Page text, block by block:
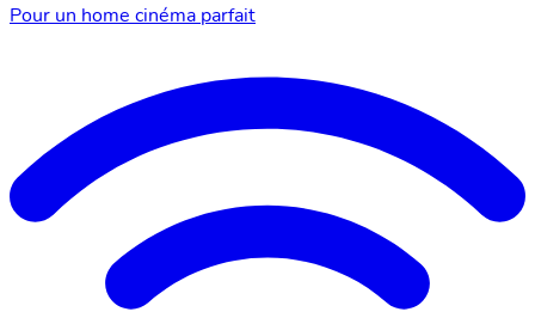
Pour un home cinéma parfait